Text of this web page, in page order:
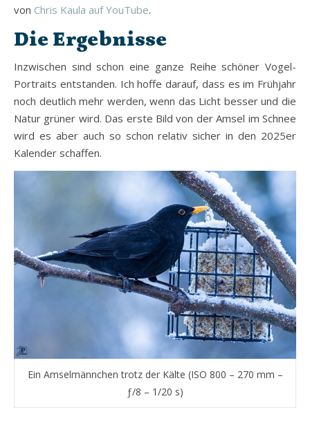
von Chris Kaula auf YouTube.
Die Ergebnisse
Inzwischen sind schon eine ganze Reihe schöner Vogel-
Portraits entstanden. Ich hoffe darauf, dass es im Frühjahr
noch deutlich mehr werden, wenn das Licht besser und die
Natur grüner wird. Das erste Bild von der Amsel im Schnee
wird es aber auch so schon relativ sicher in den 2025er
Kalender schaffen.
Ein Amselmännchen trotz der Kälte (ISO 800 – 270 mm –
ƒ/8 – 1/20 s)